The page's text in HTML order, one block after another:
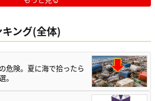
ング(全体)
危険。夏に海で拾ったら
。